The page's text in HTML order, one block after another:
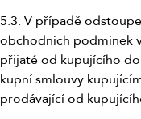
5.3. V případě
obchodních podmínek
přijaté od kupujícího
kupní smlouvy
prodávající od